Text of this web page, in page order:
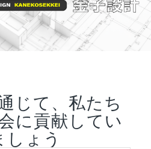
じて、私たち
に貢献してい
しょう